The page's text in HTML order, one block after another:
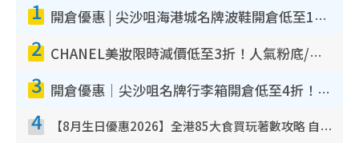
1 開倉優惠 | 尖沙咀海港城名牌波鞋開倉低至1折！On鞋$899起／Joy&Peace鞋履$98起
2 CHANEL美妝限時減價低至3折！人氣粉底/唇膏/精華液低至$275！COCO香水都有平
3 開倉優惠｜尖沙咀名牌行李箱開倉低至4折！一連5日 American Tourister/ace./Hallmark $200起！
4 【8月生日優惠2026】全港85大食買玩著數攻略 自助餐/火鍋放題同行免費＋誠品/DONKI送現金券